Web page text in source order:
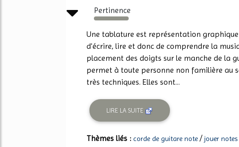
Pertinence
213%
Une tablature est représentation
d'écrire, lire et donc de comprendre la
placement des doigts sur le manche de la
permet à toute personne non familière au
très techniques. Elles sont...
LIRE LA SUITE
Thèmes liés : corde de guitare note /jouer